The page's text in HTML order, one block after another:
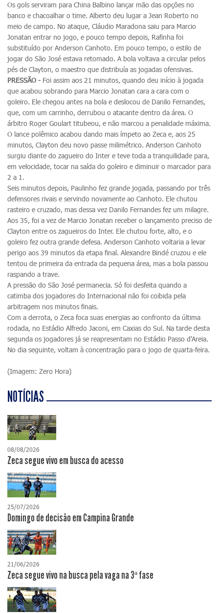
Os gols serviram para China Balbino lançar mão das opções no
banco e chacoalhar o time. Alberto deu lugar a Jean Roberto no
meio de campo. No ataque, Cláudio Maradona saiu para Marcio
Jonatan entrar no jogo, e pouco tempo depois, Rafinha foi
substituído por Anderson Canhoto. Em pouco tempo, o estilo de
jogar do São José estava retomado. A bola voltava a circular pelos
pés de Clayton, o maestro que distribuía as jogadas ofensivas.
PRESSÃO - Foi assim aos 21 minutos, quando deu início à jogada
que acabou sobrando para Marcio Jonatan cara a cara com o
goleiro. Ele chegou antes na bola e deslocou de Danilo Fernandes,
que, com um carrinho, derrubou o atacante dentro da área. O
árbitro Roger Goulart titubeou, e não marcou a penalidade máxima.
O lance polêmico acabou dando mais ímpeto ao Zeca e, aos 25
minutos, Clayton deu novo passe milimétrico. Anderson Canhoto
surgiu diante do zagueiro do Inter e teve toda a tranquilidade para,
em velocidade, tocar na saída do goleiro e diminuir o marcador para
2 a 1.
Seis minutos depois, Paulinho fez grande jogada, passando por três
defensores rivais e servindo novamente ao Canhoto. Ele chutou
rasteiro e cruzado, mas dessa vez Danilo Fernandes fez um milagre.
Aos 35, foi a vez de Marcio Jonatan receber o lançamento preciso de
Clayton entre os zagueiros do Inter. Ele chutou forte, alto, e o
goleiro fez outra grande defesa. Anderson Canhoto voltaria a levar
perigo aos 39 minutos da etapa final. Alexandre Bindé cruzou e ele
tentou de primeira da entrada da pequena área, mas a bola passou
raspando a trave.
A pressão do São José permanecia. Só foi desfeita quando a
catimba dos jogadores do Internacional não foi coibida pela
arbitragem nos minutos finais.
Com a derrota, o Zeca foca suas energias ao confronto da última
rodada, no Estádio Alfredo Jaconi, em Caxias do Sul. Na tarde desta
segunda os jogadores já se reapresentam no Estádio Passo d'Areia.
No dia seguinte, voltam à concentração para o jogo de quarta-feira.
(Imagem: Zero Hora)
NOTÍCIAS
08/08/2026
Zeca segue vivo em busca do acesso
25/07/2026
Domingo de decisão em Campina Grande
21/06/2026
Zeca segue vivo na busca pela vaga na 3ª fase